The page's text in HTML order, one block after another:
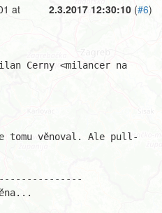
2.3.2017 12:30:10 (#6)
at
Cerny <milancer na
tomu věnoval. Ale pull-